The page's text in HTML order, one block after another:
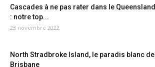
Cascades à ne pas rater dans le Queensland
: notre top...
23 novembre 2022
North Stradbroke Island, le paradis blanc de
Brisbane